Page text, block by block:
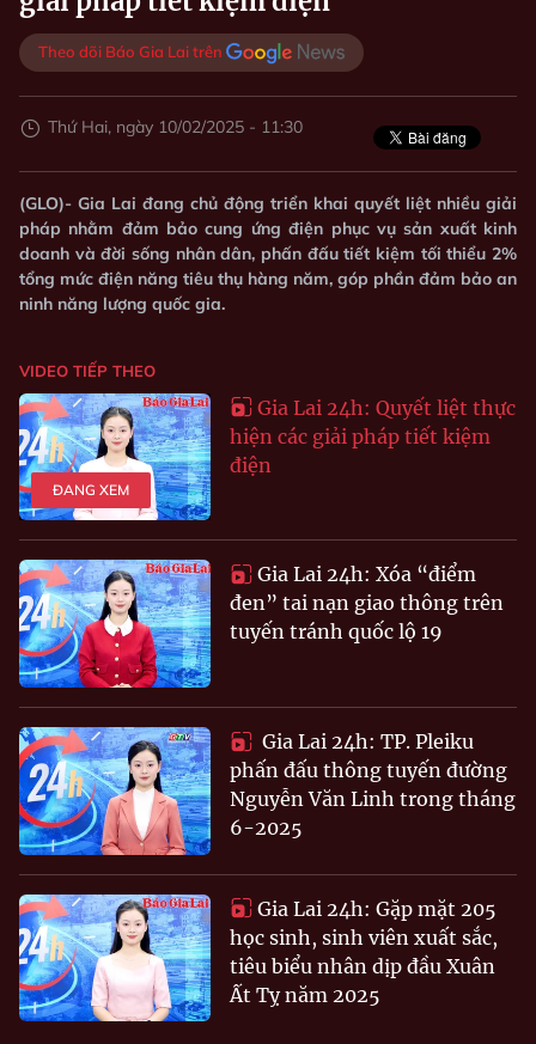
Theo dõi Báo Gia Lai trên
Thứ Hai, ngày 10/02/2025 - 11:30
(GLO)- Gia Lai đang chủ động triển khai quyết liệt nhiều giải
pháp nhằm đảm bảo cung ứng điện phục vụ sản xuất kinh
doanh và đời sống nhân dân, phấn đấu tiết kiệm tối thiểu 2%
tổng mức điện năng tiêu thụ hàng năm, góp phần đảm bảo an
ninh năng lượng quốc gia.
VIDEO TIẾP THEO
ĐANG XEM
Gia Lai 24h: Quyết liệt thực
hiện các giải pháp tiết kiệm
điện
Gia Lai 24h: Xóa “điểm
đen” tai nạn giao thông trên
tuyến tránh quốc lộ 19
Gia Lai 24h: TP. Pleiku
phấn đấu thông tuyến đường
Nguyễn Văn Linh trong tháng
6-2025
Gia Lai 24h: Gặp mặt 205
học sinh, sinh viên xuất sắc,
tiêu biểu nhân dịp đầu Xuân
Ất Tỵ năm 2025